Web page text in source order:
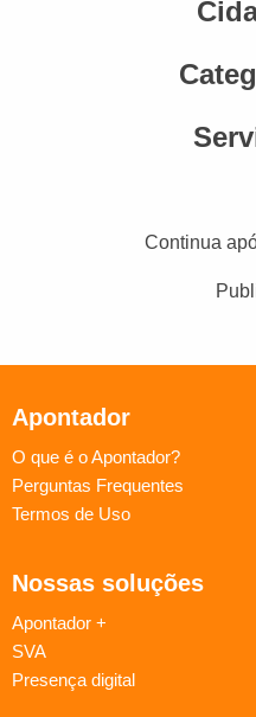
Continua
Apontador
O que é o Apontador?
Perguntas Frequentes
Termos de Uso
Nossas soluções
Apontador +
SVA
Presença digital